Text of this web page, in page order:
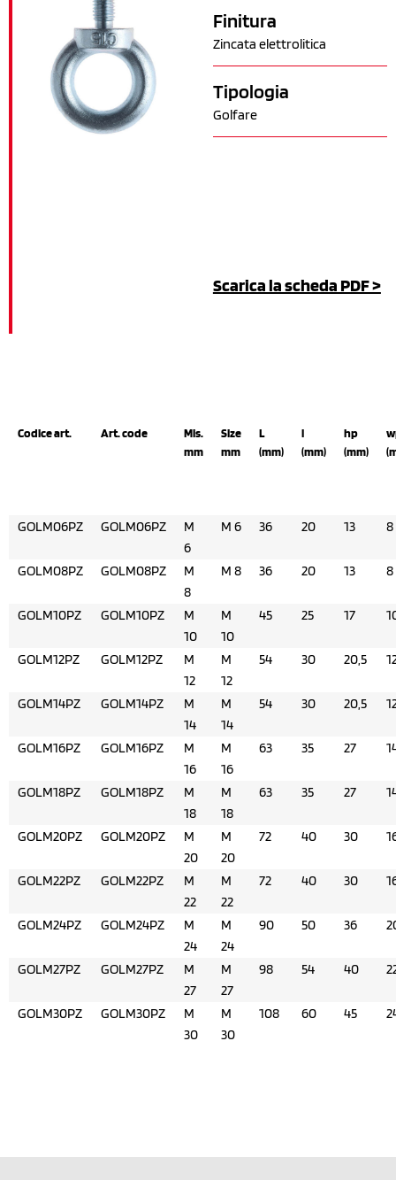
Finitura
Zincata elettrolitica
Tipologia
Golfare
Scarica la scheda PDF >
Codice art. Art. code
Mis.
mm
Size
mm
L
(mm)
l
(mm)
hp
(mm)
GOLM06PZ GOLM06PZ
M
6
M 6 36 20 13 8
GOLM08PZ GOLM08PZ
M
8
M 8 36 20 13 8
GOLM10PZ GOLM10PZ
M
10
M
10
45 25 17
GOLM12PZ GOLM12PZ
M
12
M
12
54 30 20,5
GOLM14PZ GOLM14PZ
M
14
M
14
54 30 20,5
GOLM16PZ GOLM16PZ
M
16
M
16
63 35 27
GOLM18PZ GOLM18PZ
M
18
M
18
63 35 27
GOLM20PZ GOLM20PZ
M
20
M
20
72 40 30
GOLM22PZ GOLM22PZ
M
22
M
22
72 40 30
GOLM24PZ GOLM24PZ
M
24
M
24
90 50 36
GOLM27PZ GOLM27PZ
M
27
M
27
98 54 40
GOLM30PZ GOLM30PZ
M
30
M
30
108 60 45